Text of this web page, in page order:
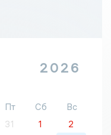
2026
Пт Сб
Вс
31 1
2